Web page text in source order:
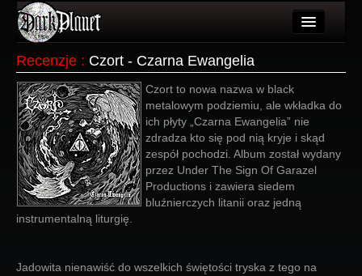
Użytkownicy
Wydarzenia
Galeria
Forum
Więcej
Recenzje : Czort - Czarna Ewangelia
Czort to nowa nazwa w black
metalowym podziemiu, ale wkładka do
ich płyty „Czarna Ewangelia” nie
zdradza kto się pod nią kryje i skąd
zespół pochodzi. Album został wydany
przez Under The Sign Of Garazel
Productions i zawiera siedem
bluźnierczych litanii oraz jedną
instrumentalną liturgię.
Jadowita nienawiść do wszelkich świętości tryska z tego na